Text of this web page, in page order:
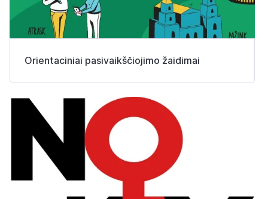
Orientaciniai pasivaikščiojimo žaidimai